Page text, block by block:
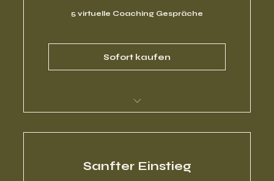
5 virtuelle Coaching Gespräche
Sofort kaufen
Business Coaching
Sanfter Einstieg